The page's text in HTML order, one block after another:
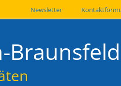
Newsletter
Braunsfeld